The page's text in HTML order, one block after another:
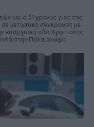
και ο 21χρονος γιος της
μετωπική σύγκρουση με
επαρχιακή οδό Αμφίπολης
στην Παλαιοκώμη.